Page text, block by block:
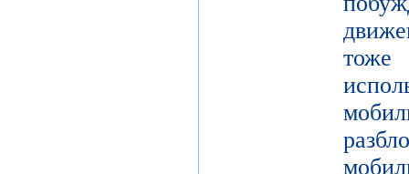
тоже